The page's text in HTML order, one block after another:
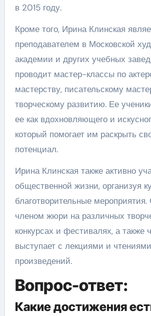
в 2015 году.
Кроме того, Ирина Клинская
преподавателем в Московской
академии и других учебных
проводит мастер-классы по
мастерству, писательскому
творческому развитию. Ее
ее как вдохновляющего и
который помогает им раскрыть
потенциал.
Ирина Клинская также активно
общественной жизни, организуя
благотворительные мероприятия.
членом жюри на различных
конкурсах и фестивалях, а также
выступает с лекциями и
произведений.
Вопрос-ответ:
Какие достижения